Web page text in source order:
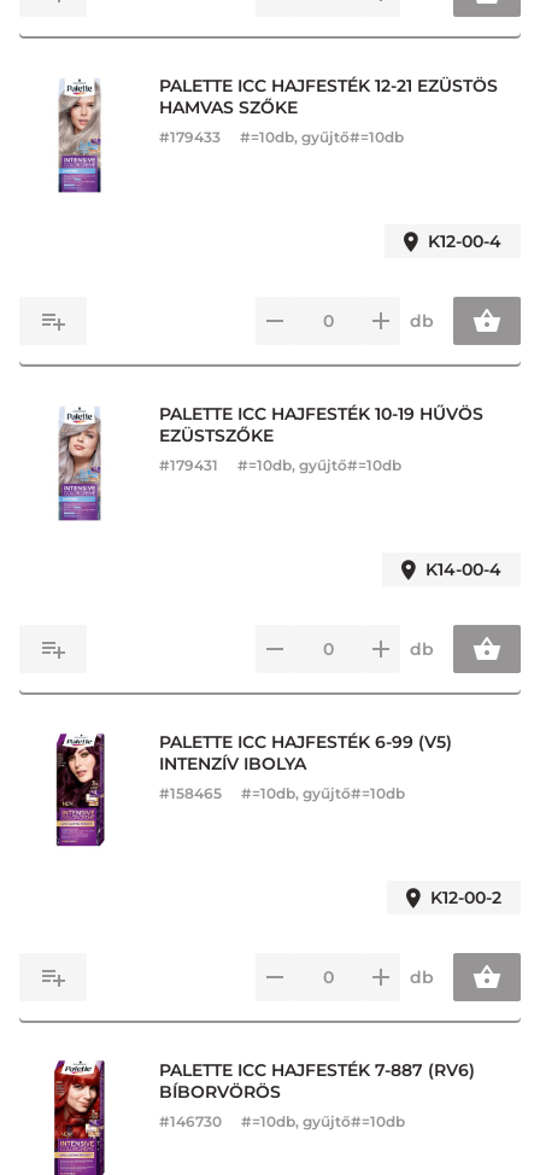
PALETTE ICC HAJFESTÉK 12-21 EZÜSTÖS
HAMVAS SZŐKE
#179433 #=10db, gyűjtő#=10db
K12-00-4
db
PALETTE ICC HAJFESTÉK 10-19 HŰVÖS
EZÜSTSZŐKE
#179431 #=10db, gyűjtő#=10db
K14-00-4
db
PALETTE ICC HAJFESTÉK 6-99 (V5)
INTENZÍV IBOLYA
#158465 #=10db, gyűjtő#=10db
K12-00-2
db
PALETTE ICC HAJFESTÉK 7-887 (RV6)
BÍBORVÖRÖS
#146730 #=10db, gyűjtő#=10db